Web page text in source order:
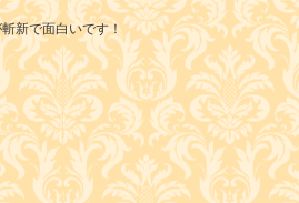
新で面白いです！